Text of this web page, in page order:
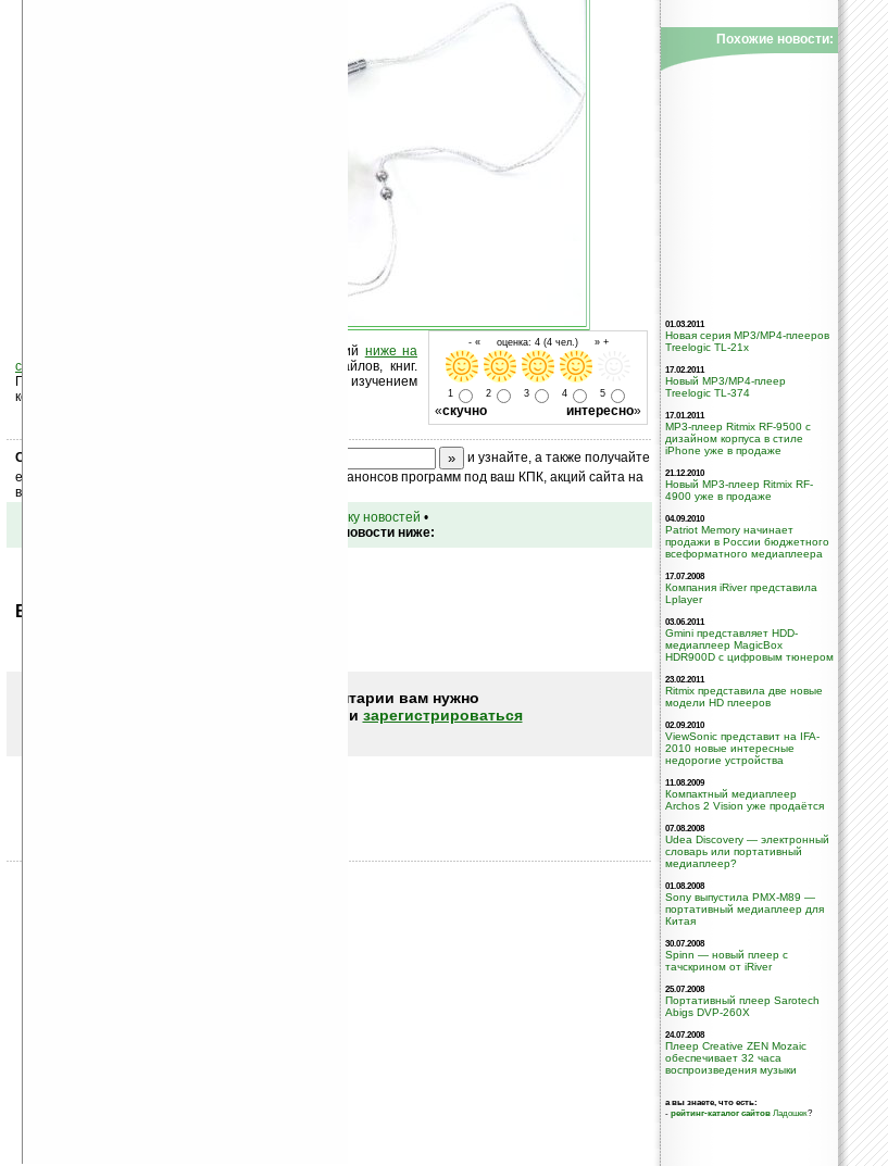
- « оценка: 4 (4 чел.) » +
1 2 3 4 5
«скучно интересно»
Оцените новость и оставьте свой комментарий ниже на
странице
на рассылку новостей, файлов, книг.
Поддержите Ладошки своей посещаемостью, изучением
коммерческой информации, ссылками.
Скоро
и узнайте, а также получайте
ежедневный или еженедельный дайджест новостей, анонсов программ под ваш КПК, акций сайта на
ваш почтовый ящик.
вернуться к списку новостей •
Обсуждение этой новости ниже:
Ваше мнение будет первым.
Чтобы писать комментарии вам нужно
или зарегистрироваться
Похожие новости:
01.03.2011
Новая серия MP3/MP4-плееров
Treelogic TL-21x
17.02.2011
Новый MP3/MP4-плеер
Treelogic TL-374
17.01.2011
MP3-плеер Ritmix RF-9500 с
дизайном корпуса в стиле
iPhone уже в продаже
21.12.2010
Новый MP3-плеер Ritmix RF-
4900 уже в продаже
04.09.2010
Patriot Memory начинает
продажи в России бюджетного
всеформатного медиаплеера
17.07.2008
Компания iRiver представила
Lplayer
03.06.2011
Gmini представляет HDD-
медиаплеер MagicBox
HDR900D с цифровым тюнером
23.02.2011
Ritmix представила две новые
модели HD плееров
02.09.2010
ViewSonic представит на IFA-
2010 новые интересные
недорогие устройства
11.08.2009
Компактный медиаплеер
Archos 2 Vision уже продаётся
07.08.2008
Udea Discovery — электронный
словарь или портативный
медиаплеер?
01.08.2008
Sony выпустила PMX-M89 —
портативный медиаплеер для
Китая
30.07.2008
Spinn — новый плеер с
тачскрином от iRiver
25.07.2008
Портативный плеер Sarotech
Abigs DVP-260X
24.07.2008
Плеер Creative ZEN Mozaic
обеспечивает 32 часа
воспроизведения музыки
а вы знаете, что есть:
- рейтинг-каталог сайтов Ладошек?